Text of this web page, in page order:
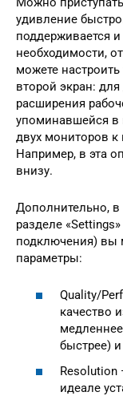
удивление
поддерживается
необходимости,
можете
второй экран:
расширения
упоминавшейся в
двух мониторов к
Например, в эта
внизу.
Дополнительно, в
разделе
подключения) вы
параметры:
Quality/
качество
быстрее)
Resolution
идеале